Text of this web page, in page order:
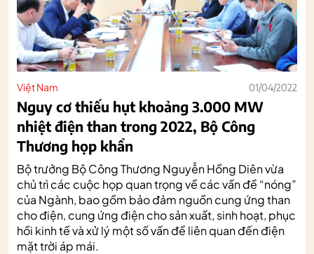
Việt Nam 01/04/2022
Nguy cơ thiếu hụt khoảng 3.000 MW
nhiệt điện than trong 2022, Bộ Công
Thương họp khẩn
Bộ trưởng Bộ Công Thương Nguyễn Hồng Diên vừa
chủ trì các cuộc họp quan trọng về các vấn đề “nóng”
của Ngành, bao gồm bảo đảm nguồn cung ứng than
cho điện, cung ứng điện cho sản xuất, sinh hoạt, phục
hồi kinh tế và xử lý một số vấn đề liên quan đến điện
mặt trời áp mái.